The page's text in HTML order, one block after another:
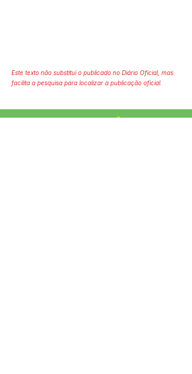
Este texto não substitui o publicado no Diário Oficial, mas
facilita a pesquisa para localizar a publicação oficial.